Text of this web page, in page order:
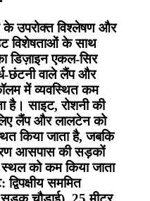
के उपरोक्त विश्लेषण और
विशेषताओं के साथ
डिज़ाइन एकल-सिर
छंटनी वाले लैंप और
में व्यवस्थित कम
है। साइट, रोशनी की
लैंप और लालटेन को
किया जाता है, जबकि
आसपास की सड़कों
स्थल को कम किया जाता
सममित